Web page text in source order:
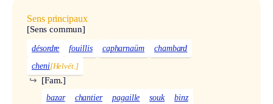
Sens principaux
[Sens commun]
désordre fouillis capharnaüm
chambard
cheni[Helvét.]
[Fam.]
↪
bazar chantier pagaille souk binz